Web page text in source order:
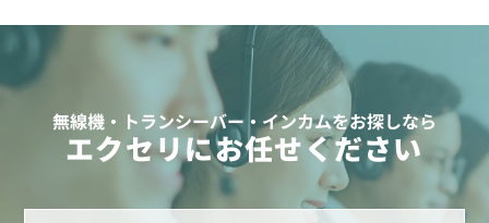
無線機・トランシーバー・インカムをお探しなら
エクセリにお任せください